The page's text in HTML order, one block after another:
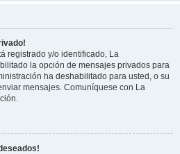
registrado y/o identificado, La
la opción de mensajes privados para
ha deshabilitado para usted, o su
mensajes. Comuníquese con La